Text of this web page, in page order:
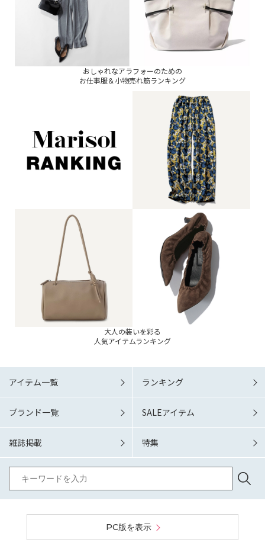
おしゃれなアラフォーのための
お仕事服＆小物売れ筋ランキング
大人の装いを彩る
人気アイテムランキング
アイテム一覧 ランキング
ブランド一覧 SALEアイテム
雑誌掲載 特集
PC版を表示